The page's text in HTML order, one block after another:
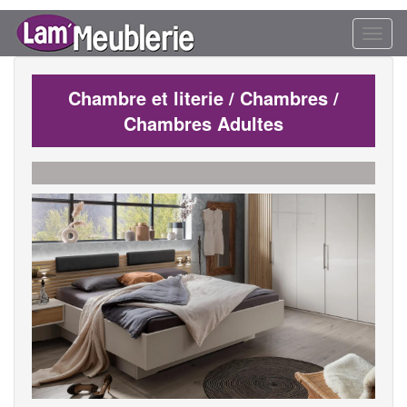
Chambre et literie / Chambres /
Chambres Adultes